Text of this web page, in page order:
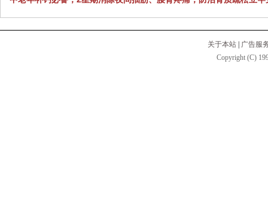
关于本站 | 广告服
Copyright (C)